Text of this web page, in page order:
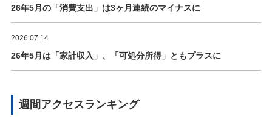
26年5月の「消費支出」は3ヶ月連続のマイナスに
2026.07.14
26年5月は「家計収入」、「可処分所得」ともプラスに
週間アクセスランキング